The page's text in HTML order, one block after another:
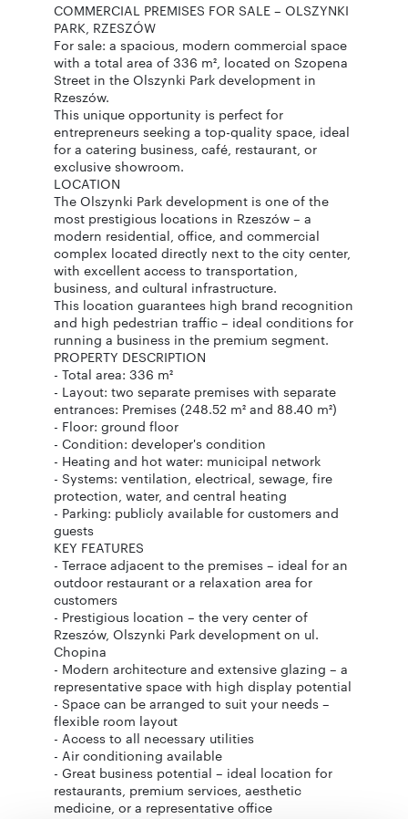
COMMERCIAL PREMISES FOR SALE – OLSZYNKI
PARK, RZESZÓW
For sale: a spacious, modern commercial space
with a total area of ​​336 m², located on Szopena
Street in the Olszynki Park development in
Rzeszów.
This unique opportunity is perfect for
entrepreneurs seeking a top-quality space, ideal
for a catering business, café, restaurant, or
exclusive showroom.
LOCATION
The Olszynki Park development is one of the
most prestigious locations in Rzeszów – a
modern residential, office, and commercial
complex located directly next to the city center,
with excellent access to transportation,
business, and cultural infrastructure.
This location guarantees high brand recognition
and high pedestrian traffic – ideal conditions for
running a business in the premium segment.
PROPERTY DESCRIPTION
- Total area: 336 m²
- Layout: two separate premises with separate
entrances: Premises (248.52 m² and 88.40 m²)
- Floor: ground floor
- Condition: developer's condition
- Heating and hot water: municipal network
- Systems: ventilation, electrical, sewage, fire
protection, water, and central heating
- Parking: publicly available for customers and
guests
KEY FEATURES
- Terrace adjacent to the premises – ideal for an
outdoor restaurant or a relaxation area for
customers
- Prestigious location – the very center of
Rzeszów, Olszynki Park development on ul.
Chopina
- Modern architecture and extensive glazing – a
representative space with high display potential
- Space can be arranged to suit your needs –
flexible room layout
- Access to all necessary utilities
- Air conditioning available
- Great business potential – ideal location for
restaurants, premium services, aesthetic
medicine, or a representative office